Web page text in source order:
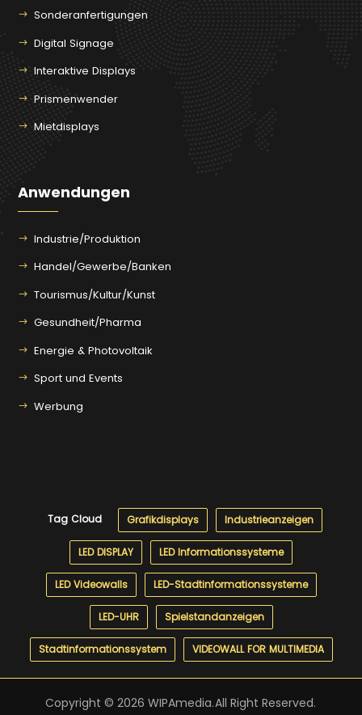
Sonderanfertigungen
Digital Signage
Interaktive Displays
Prismenwender
Mietdisplays
Anwendungen
Industrie/Produktion
Handel/Gewerbe/Banken
Tourismus/Kultur/Kunst
Gesundheit/Pharma
Energie & Photovoltaik
Sport und Events
Werbung
Tag Cloud Grafikdisplays Industrieanzeigen
LED DISPLAY LED Informationssysteme
LED Videowalls LED-Stadtinformationssysteme
LED-UHR Spielstandanzeigen
Stadtinformationssystem VIDEOWALL FOR MULTIMEDIA
Copyright © 2026 WIPAmedia.All Right Reserved.